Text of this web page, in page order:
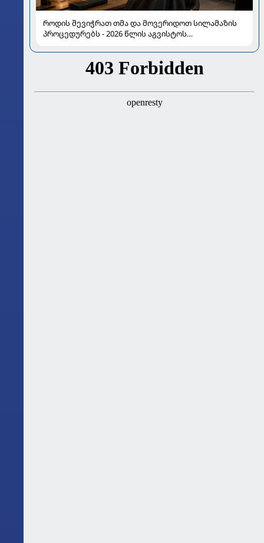
როდის შევიჭრათ თმა და მოვერიდოთ სილამაზის
პროცედურებს - 2026 წლის აგვისტოს